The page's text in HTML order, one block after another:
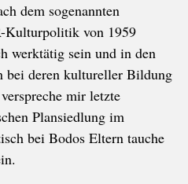
dem sogenannten
Kulturpolitik von 1959
werktätig sein und in den
bei deren kultureller Bildung
mir letzte
Plansiedlung im
bei Bodos Eltern tauche